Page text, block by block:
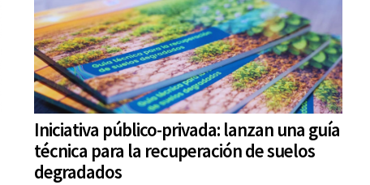
Iniciativa público-privada: lanzan una guía
técnica para la recuperación de suelos
degradados